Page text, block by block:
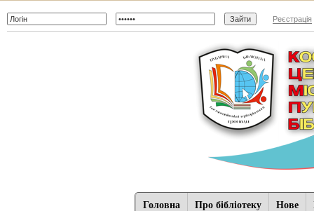
Реєстрація
Головна Про бібліотеку Нове